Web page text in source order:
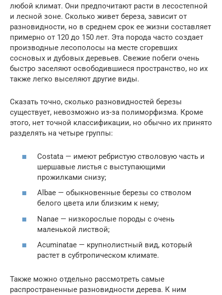
любой климат. Они предпочитают расти в лесостепной
и лесной зоне. Сколько живет береза, зависит от
разновидности, но в среднем срок ее жизни составляет
примерно от 120 до 150 лет. Эта порода часто создает
производные лесополосы на месте сгоревших
сосновых и дубовых деревьев. Свежие побеги очень
быстро заселяют освободившиеся пространство, но их
также легко выселяют другие виды.
Сказать точно, сколько разновидностей березы
существует, невозможно из-за полиморфизма. Кроме
этого, нет точной классификации, но обычно их принято
разделять на четыре группы:
Costata — имеют ребристую стволовую часть и
шершавые листья с выступающими
прожилками снизу;
Albae — обыкновенные березы со стволом
белого цвета или близким к нему;
Nanae — низкорослые породы с очень
маленькой листвой;
Acuminatae — крупнолистный вид, который
растет в субтропическом климате.
Также можно отдельно рассмотреть самые
распространенные разновидности дерева. К ним